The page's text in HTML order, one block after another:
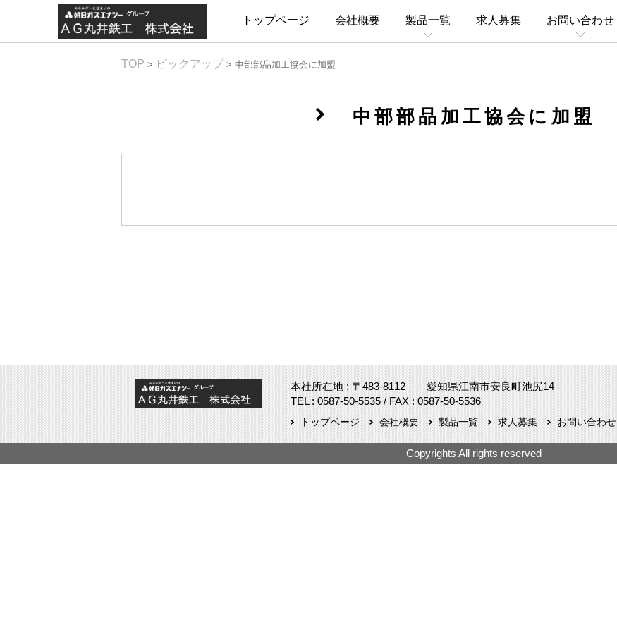
トップページ 会社概要 製品一覧 求人募集 お問い合わせ
TOP > ピックアップ > 中部部品加工協会に加盟
中部部品加工協会に加盟
本社所在地 : 〒483-8112 愛知県江南市安良町池尻14
TEL : 0587-50-5535 / FAX : 0587-50-5536
トップページ 会社概要 製品一覧 求人募集 お問い合わせ
Copyrights All rights reserved